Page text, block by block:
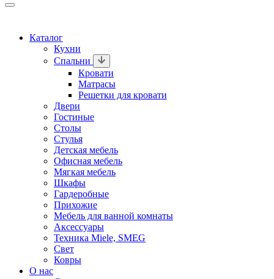
Каталог
Кухни
Спальни
Кровати
Матрасы
Решетки для кровати
Двери
Гостиные
Столы
Стулья
Детская мебель
Офисная мебель
Мягкая мебель
Шкафы
Гардеробные
Прихожие
Мебель для ванной комнаты
Аксессуары
Техника Miele, SMEG
Свет
Ковры
О нас